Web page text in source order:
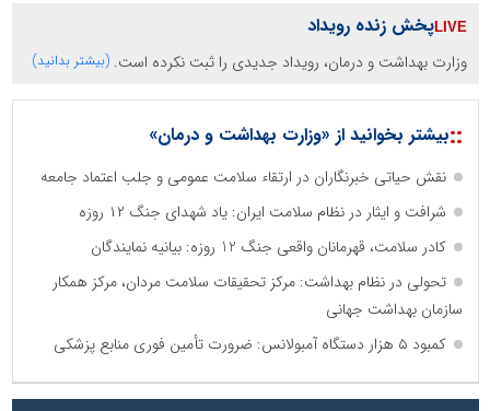
پخش زنده رویداد
وزارت بهداشت و درمان، رویداد جدیدی را ثبت نکرده است. (بیشتر بدانید)
::بیشتر بخوانید از «وزارت بهداشت و درمان»
نقش حیاتی خبرنگاران در ارتقاء سلامت عمومی و جلب اعتماد جامعه
شرافت و ایثار در نظام سلامت ایران: یاد شهدای جنگ ۱۲ روزه
کادر سلامت، قهرمانان واقعی جنگ 12 روزه: بیانیه نمایندگان
تحولی در نظام بهداشت: مرکز تحقیقات سلامت مردان، مرکز همکار
سازمان بهداشت جهانی
کمبود ۵ هزار دستگاه آمبولانس: ضرورت تأمین فوری منابع پزشکی